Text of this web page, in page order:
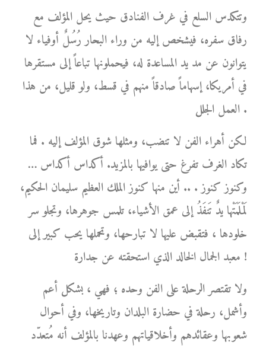
وتتكدس السلع في غرف الفنادق حيث يحل المؤلف مع
رفاق سفره، فيشخص إليه من وراء البحار رُسُلٌ أوفياء لا
يتوانون عن مد يد المساعدة له، فيحملونها تباعاً إلى مستقرها
في أمريكا، إسهاماً صادقاً منهم في قسط، ولو قليل، من هذا
العمل الجلل .
لكن أهراء الفن لا تنضب، ومثلها شوق المؤلف إليه . فما
تكاد الغرف تفرغ حتى يوافيها بالمزيد. أكداس أكداس …
وكنوز كنوز . .. أين منها كنوز الملك العظيم سليمان الحكيم،
لَمْلَمَتْها يدٌ تَنفَذُ إلى عمق الأشياء، تلمس جوهرها، وتجلو سر
خلودها ، فتقبض عليها لا تبارحها، وتحملها يحب كبير إلى
معبد الجمال الخالد الذي استحقته عن جدارة !
ولا تقتصر الرحلة على الفن وحده ؛ فهي ، بشكل أعم
وأشمل، رحلة في حضارة البلدان وتاريخها، وفي أحوال
شعوبها وعقائدهم وأخلاقياتهم وعهدنا بالمؤلف أنه مُتعدّد